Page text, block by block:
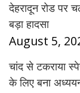
देहरादून रोड पर
बड़ा हादसा
August 5,
चांद से टकराया
के लिए बना